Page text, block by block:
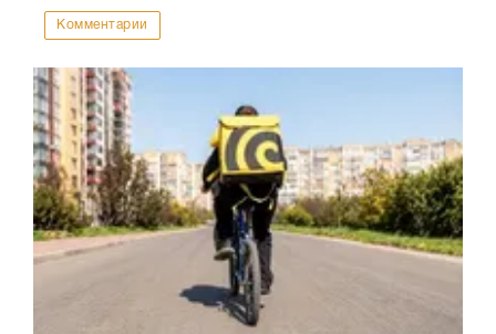
Комментарии